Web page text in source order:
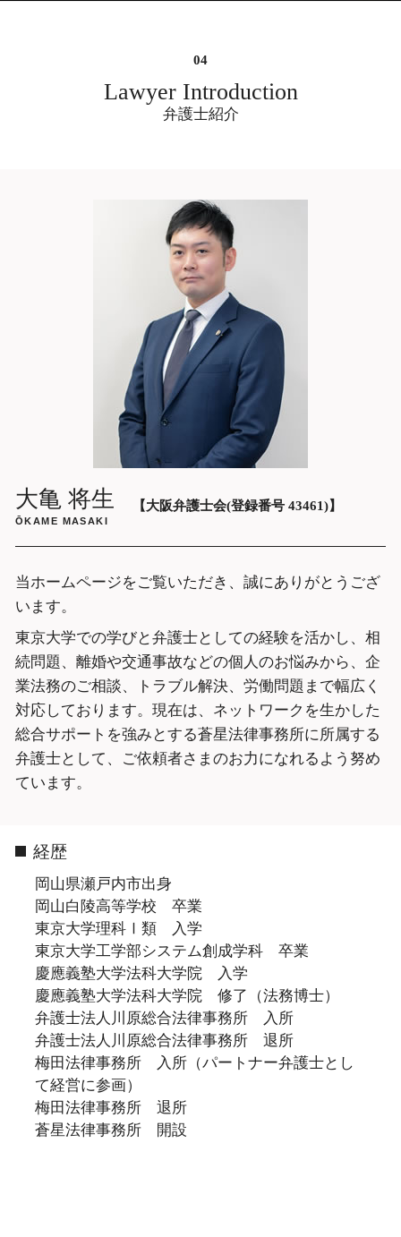
裁判 離婚
遺産分割 生前 合意
売主の地位 遺産分割
慰謝料請求 時効 裁判
慰謝料請求 相場
慰謝料請求 時効 養育費
夫 の 不倫 相手
不倫 シングル マザー
不倫 やめれ ない
不倫 慰謝 料 弁護士 事務 所
職場 ダブル 不倫
刑事裁判 弁護士 相談 大阪府
労働問題 弁護士 相談 大阪市中央区
残業代請求 弁護士 相談 大阪市中央区
企業法務 弁護士 相談 大阪市中央区
刑事裁判 弁護士 相談 大阪市中央区
風俗 金銭トラブル 弁護士 相談 大阪市中
示談交渉 弁護士 相談 大阪府
ネット掲示板 書き込み 削除依頼 弁護士
風俗 ぼったくり 弁護士 相談 大阪市中央
刑事事件 弁護士 相談 大阪府
ホストクラブ 高額請求 弁護士 相談 大阪
市中央区
遺言書作成 弁護士 相談 大阪市中央区
遺産分割協議 弁護士 相談 大阪府
Lawyer Introduction
弁護士紹介
大亀 将生
ŌKAME MASAKI
【大阪弁護士会(登録番号 43461)】
当ホームページをご覧いただき、誠にありがとうござ
います。
東京大学での学びと弁護士としての経験を活かし、相
続問題、離婚や交通事故などの個人のお悩みから、企
業法務のご相談、トラブル解決、労働問題まで幅広く
対応しております。現在は、ネットワークを生かした
総合サポートを強みとする蒼星法律事務所に所属する
弁護士として、ご依頼者さまのお力になれるよう努め
ています。
経歴
岡山県瀬戸内市出身
岡山白陵高等学校 卒業
東京大学理科Ⅰ類 入学
東京大学工学部システム創成学科 卒業
慶應義塾大学法科大学院 入学
慶應義塾大学法科大学院 修了（法務博士）
弁護士法人川原総合法律事務所 入所
弁護士法人川原総合法律事務所 退所
梅田法律事務所 入所（パートナー弁護士とし
て経営に参画）
梅田法律事務所 退所
蒼星法律事務所 開設